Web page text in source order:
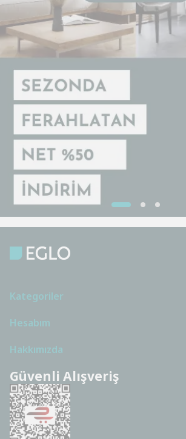
Kategoriler
Hesabım
Hakkımızda
Güvenli Alışveriş